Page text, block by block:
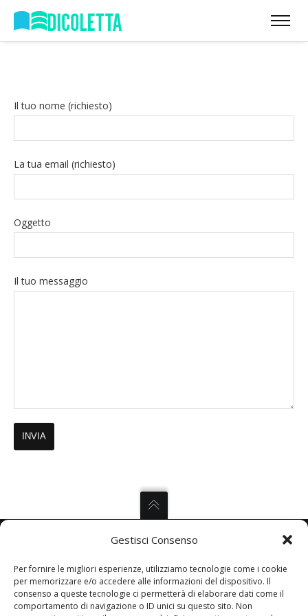
Gestisci Consenso
Per fornire le migliori esperienze, utilizziamo tecnologie come i cookie
per memorizzare e/o accedere alle informazioni del dispositivo. Il
consenso a queste tecnologie ci permetterà di elaborare dati come il
comportamento di navigazione o ID unici su questo sito. Non
Il tuo nome (richiesto)
La tua email (richiesto)
Oggetto
Il tuo messaggio
EDICOLETTA
Corso Vinzaglio 5, 10121 Torino